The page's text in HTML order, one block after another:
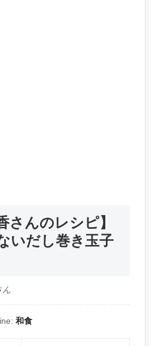
さんのレシピ】
いだし巻き玉子
ん
和食